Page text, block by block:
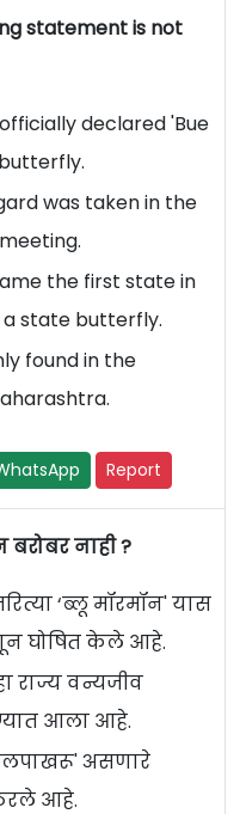
statement is not
declared 'Bue
was taken in the
the first state in
state butterfly.
found in the
Report
नाही ?
‘ब्लू मॉरमॉन' यास
घोषित केले आहे.
राज्य वन्यजीव
आला आहे.
फुलपाखरू' असणारे
आहे.